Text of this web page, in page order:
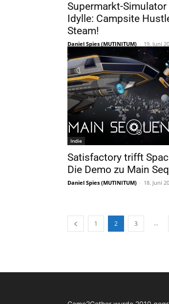
Supermarkt-
Idylle: Campsite
Steam!
Daniel Spies (MUTINITUM) - 19. Juni
Indie
Satisfactory trifft
Die Demo zu Main
Daniel Spies (MUTINITUM) - 18. Juni
1 2 3 ...